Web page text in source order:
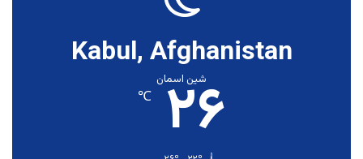
Kabul, Afghanistan
شین اسمان
۲۶ ℃